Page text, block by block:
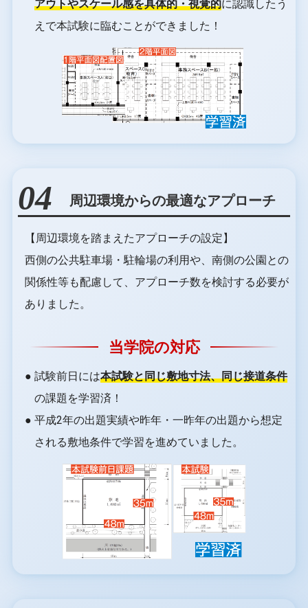
アウトやスケール感を具体的・視覚的に認識したう
えで本試験に臨むことができました！
04 周辺環境からの最適なアプローチ
【周辺環境を踏まえたアプローチの設定】
西側の公共駐車場・駐輪場の利用や、南側の公園との
関係性等も配慮して、アプローチ数を検討する必要が
ありました。
当学院の対応
● 試験前日には本試験と同じ敷地寸法、同じ接道条件
の課題を学習済！
● 平成2年の出題実績や昨年・一昨年の出題から想定
される敷地条件で学習を進めていました。